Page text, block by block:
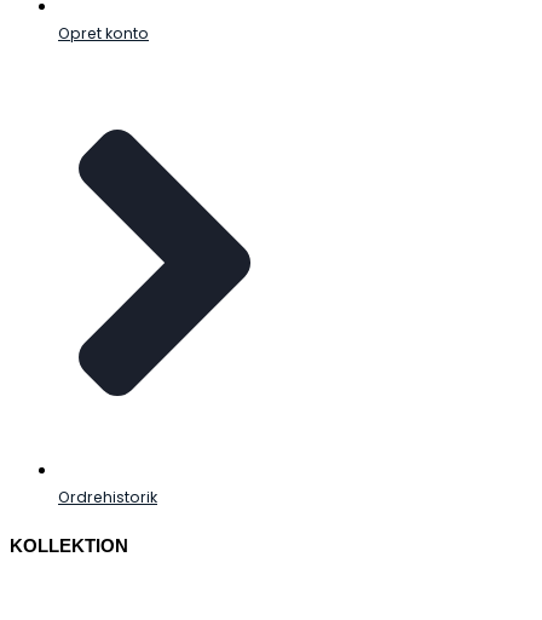
Opret konto
Ordrehistorik
KOLLEKTION